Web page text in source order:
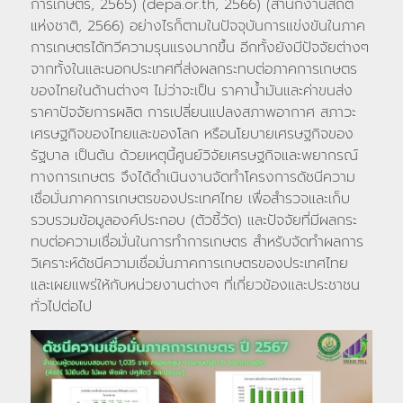
การเกษตร, 2565) (depa.or.th, 2566) (สำนักงานสถิติ
แห่งชาติ, 2566) อย่างไรก็ตามในปัจจุบันการแข่งขันในภาค
การเกษตรได้ทวีความรุนแรงมากขึ้น อีกทั้งยังมีปัจจัยต่างๆ
จากทั้งในและนอกประเทศที่ส่งผลกระทบต่อภาคการเกษตร
ของไทยในด้านต่างๆ ไม่ว่าจะเป็น ราคาน้ำมันและค่าขนส่ง
ราคาปัจจัยการผลิต การเปลี่ยนแปลงสภาพอากาศ สภาวะ
เศรษฐกิจของไทยและของโลก หรือนโยบายเศรษฐกิจของ
รัฐบาล เป็นต้น ด้วยเหตุนี้ศูนย์วิจัยเศรษฐกิจและพยากรณ์
ทางการเกษตร จึงได้ดำเนินงานจัดทำโครงการดัชนีความ
เชื่อมั่นภาคการเกษตรของประเทศไทย เพื่อสำรวจและเก็บ
รวบรวมข้อมูลองค์ประกอบ (ตัวชี้วัด) และปัจจัยที่มีผลกระ
ทบต่อความเชื่อมั่นในการทำการเกษตร สำหรับจัดทำผลการ
วิเคราะห์ดัชนีความเชื่อมั่นภาคการเกษตรของประเทศไทย
และเผยแพร่ให้กับหน่วยงานต่างๆ ที่เกี่ยวข้องและประชาชน
ทั่วไปต่อไป